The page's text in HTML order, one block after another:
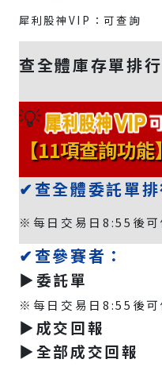
犀利股神VIP：可查詢
查全體庫存單排行
💡
【11項查詢功能
✔查全體委託單排
※每日交易日8:55後可
✔查參賽者：
▶️委託單
※每日交易日8:55後可
▶️成交回報
▶️全部成交回報